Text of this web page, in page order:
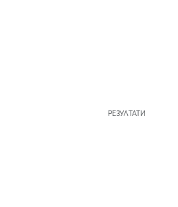
РЕЗУЛТАТИ